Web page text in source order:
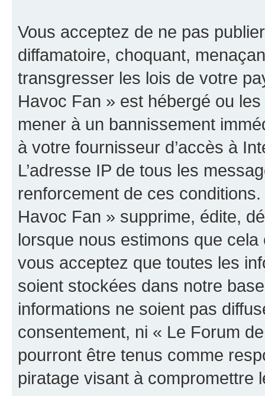
Vous acceptez de ne pas
diffamatoire, choquant,
transgresser les lois de votre
Havoc Fan » est hébergé ou
mener à un bannissement
à votre fournisseur d’accès à
L’adresse IP de tous les
renforcement de ces
Havoc Fan » supprime, édite,
lorsque nous estimons que cela
vous acceptez que toutes les
soient stockées dans notre
informations ne soient pas
consentement, ni « Le Forum
pourront être tenus comme
piratage visant à compromettre